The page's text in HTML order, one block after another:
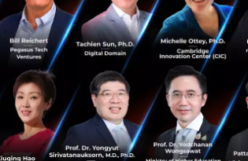
Chainlink Price Feeds on BNB Chain
our exchange and lending and borrowing
(LBP)....
May 13, 2022
Techsauce Team
0
PR News defi forward BNB Chain Chainlink
Forward จับมือ Chainlink เสริมแกร่ง